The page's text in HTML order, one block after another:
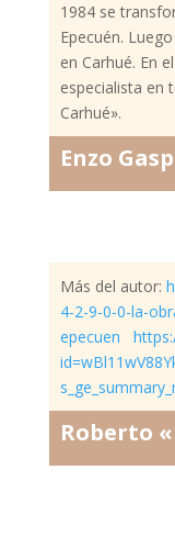
1984 se
Epecuén.
en Carhué. En
especialista en
Carhué».
Enzo
Más del autor:
4-2-9-0-0-la-
epecuen
Roberto